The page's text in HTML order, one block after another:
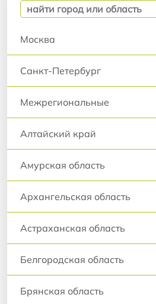
Москва
Санкт-Петербург
Межрегиональные
Алтайский край
Амурская область
Архангельская область
Астраханская область
Белгородская область
Брянская область